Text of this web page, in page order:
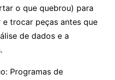
o que quebrou) para
trocar peças antes que
de dados e a
Programas de